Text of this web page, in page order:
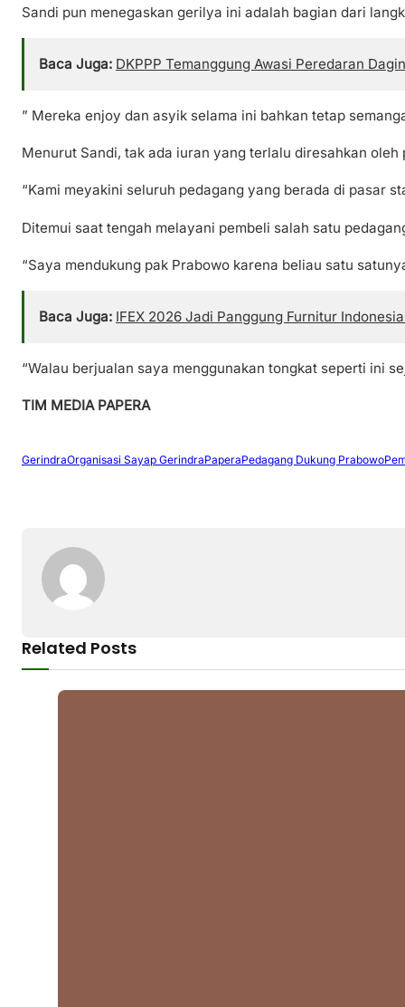
Sandi pun menegaskan gerilya ini adalah bagian dari
Baca Juga: DKPPP Temanggung Awasi Peredaran
” Mereka enjoy dan asyik selama ini bahkan tetap
Menurut Sandi, tak ada iuran yang terlalu diresahkan
“Kami meyakini seluruh pedagang yang berada di pasar
Ditemui saat tengah melayani pembeli salah satu
“Saya mendukung pak Prabowo karena beliau satu
Baca Juga: IFEX 2026 Jadi Panggung Furnitur
“Walau berjualan saya menggunakan tongkat seperti ini
TIM MEDIA PAPERA
GerindraOrganisasi Sayap GerindraPaperaPedagang Dukung Prabowo
Related Posts